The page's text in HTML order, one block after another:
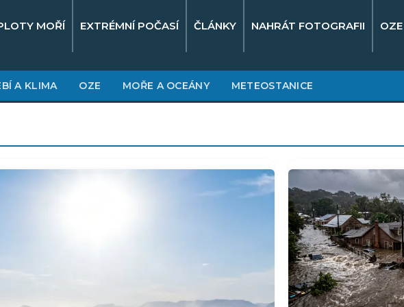
MOŘÍ EXTRÉMNÍ POČASÍ ČLÁNKY NAHRÁT FOTOGRAFII
A KLIMA OZE MOŘE A OCEÁNY METEOSTANICE